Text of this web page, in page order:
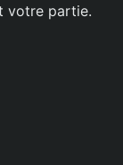
votre partie.